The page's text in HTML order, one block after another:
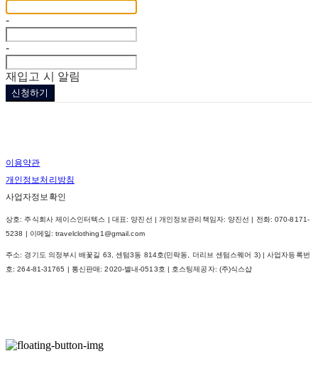
-
-
재입고 시 알림
신청하기
이용약관
개인정보처리방침
사업자정보확인
상호: 주식회사 제이스인터텍스 | 대표: 양진선 | 개인정보관리책임자: 양진선 | 전화: 070-8171-
5238 | 이메일: travelclothing1@gmail.com
주소: 경기도 의정부시 배꽃길 63, 센텀3동 814호(민락동, 더리브 센텀스퀘어 3) | 사업자등록번
호:264-81-31765 | 통신판매:2020-별내-0513호 | 호스팅제공자: (주)식스샵